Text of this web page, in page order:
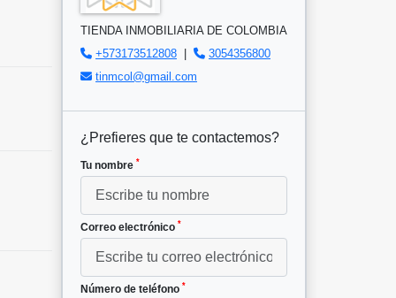
TIENDA INMOBILIARIA DE COLOMBIA
+573173512808 |
3054356800
tinmcol@gmail.com
¿Prefieres que te contactemos?
Tu nombre *
Correo electrónico *
Número de teléfono *